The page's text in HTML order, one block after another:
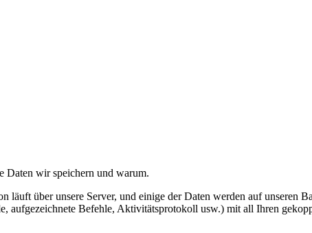
Daten wir speichern und warum.
über unsere Server, und einige der Daten werden auf unseren
Befehle, Aktivitätsprotokoll usw.) mit all Ihren